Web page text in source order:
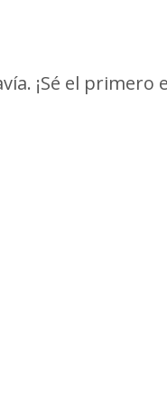
¡Sé el primero